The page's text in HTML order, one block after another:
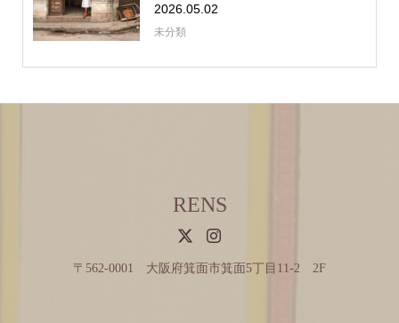
2026.05.02
未分類
RENS
〒562-0001 大阪府箕面市箕面5丁目11-2 2F